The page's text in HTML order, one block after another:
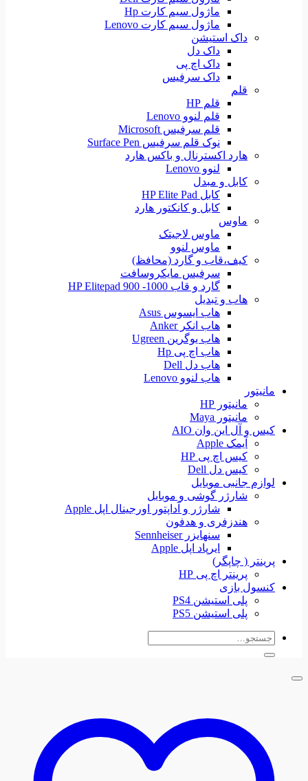
ماژول سیم کارت Hp
ماژول سیم کارت Lenovo
داک استیشن
داک دل
داک اچ پی
داک سرفیس
قلم
قلم HP
قلم لنوو Lenovo
قلم سرفیس Microsoft
نوک قلم سرفیس Surface Pen
هارد اکسترنال و باکس هارد
لنوو Lenovo
کابل و مبدل
کابل HP Elite Pad
کابل و کانکتور هارد
ماوس
ماوس لاجیتک
ماوس لنوو
کیف،قاب و گارد (محافظ)
سرفیس مایکروسافت
گارد و قاب HP Elitepad 900 -1000
هاب و تبدیل
هاب ایسوس Asus
هاب انکر Anker
هاب یوگرین Ugreen
هاب اچ پی Hp
هاب دل Dell
هاب لنوو Lenovo
مانیتور
مانیتور HP
مانیتور Maya
کیس و آل این وان AIO
آیمک Apple
کیس اچ پی HP
کیس دل Dell
لوازم جانبی موبایل
شارژر گوشی و موبایل
شارژر و آداپتور اورجینال اپل Apple
هندزفری و هدفون
سنهایزر Sennheiser
ایرپاد اپل Apple
پرینتر ( چاپگر)
پرینتر اچ پی HP
کنسول بازی
پلی استیشن PS4
پلی استیشن PS5
جستجو